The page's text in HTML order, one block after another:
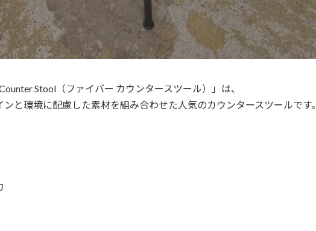
Stool（ファイバー カウンタースツール）」は、
と環境に配慮した素材を組み合わせた人気のカウンタースツールです。